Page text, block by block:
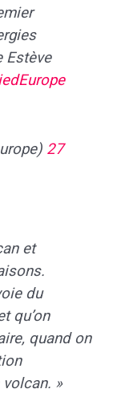
Estève
27
et
du
qu’on
quand on
»